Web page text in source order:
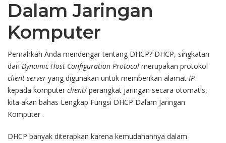
Dalam Jaringan
Komputer
Pernahkah Anda mendengar tentang DHCP? DHCP, singkatan
dari Dynamic Host Configuration Protocol merupakan protokol
client-server yang digunakan untuk memberikan alamat IP
kepada komputer client/ perangkat jaringan secara otomatis,
kita akan bahas Lengkap Fungsi DHCP Dalam Jaringan
Komputer .
DHCP banyak diterapkan karena kemudahannya dalam